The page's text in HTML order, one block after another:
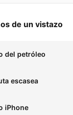
de un vistazo
del petróleo
escasea
iPhone